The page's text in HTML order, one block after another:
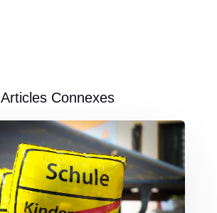
Articles Connexes